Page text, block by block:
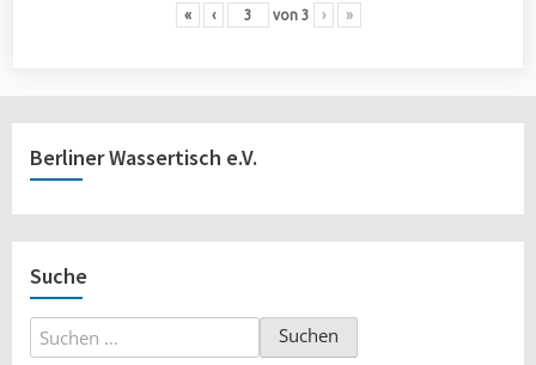
« ‹ von 3 › »
Berliner Wassertisch e.V.
Suche
Suchen
nach: